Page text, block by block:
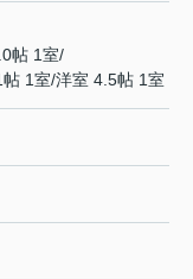
帖 1室/
1室/洋室 4.5帖 1室